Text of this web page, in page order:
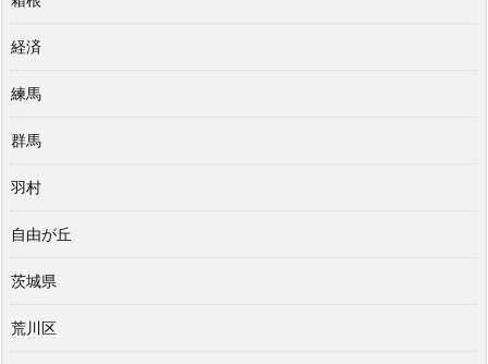
経済
練馬
群馬
羽村
自由が丘
茨城県
荒川区